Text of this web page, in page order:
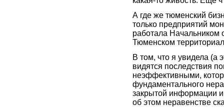
А где же тюменский
только предприятий
работала Начальником
Тюменском
В том, что я увидела (а
видятся последствия
неэффективными,
фундаментального
закрытой информации и
об этом неравенстве